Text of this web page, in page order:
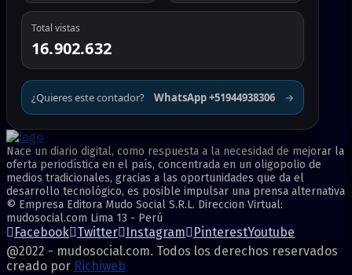
Total vistas
16.902.632
¿Quieres este contador? WhatsApp +51944938306 →
Nace un diario digital, como respuesta a la necesidad de mejorar la
oferta periodística en el país, concentrada en un oligopolio de
medios tradicionales, gracias a las oportunidades que da el
desarrollo tecnológico, es posible impulsar una prensa alternativa
© Empresa Editora Mudo Social S.R.L. Direccion Virtual:
mudosocial.com Lima 13 - Perú
Facebook Twitter Instagram PinterestYoutube
@2022 - mudosocial.com. Todos los derechos reservados
creado por Richiweb